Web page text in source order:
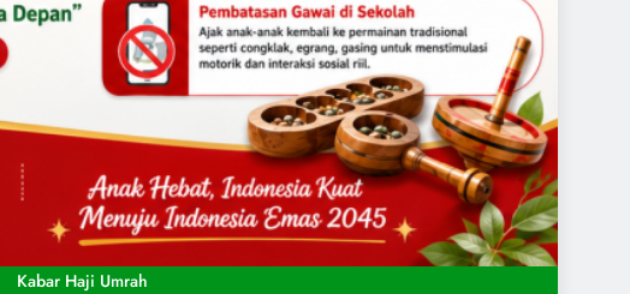
Kabar Haji Umrah